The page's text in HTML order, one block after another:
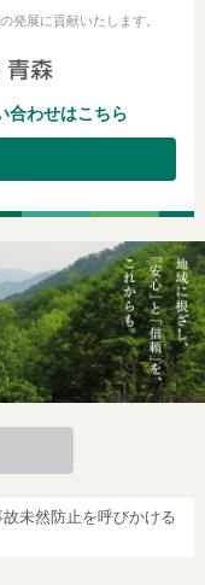
発展に貢献いたします。
合わせはこちら
未然防止を呼びかける